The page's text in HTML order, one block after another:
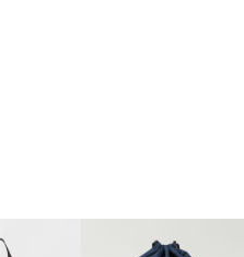
もございます。対象品番：
たアウトドアブランド。
」の略で
位を確立しました。